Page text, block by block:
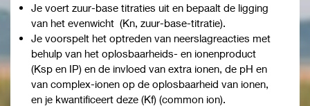
Je voert zuur-base titraties uit en bepaalt de ligging
van het evenwicht (Kn, zuur-base-titratie).
Je voorspelt het optreden van neerslagreacties met
behulp van het oplosbaarheids- en ionenproduct
(Ksp en IP) en de invloed van extra ionen, de pH en
van complex-ionen op de oplosbaarheid van ionen,
en je kwantificeert deze (Kf) (common ion).